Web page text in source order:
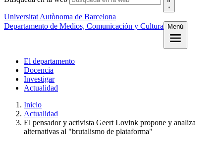
Universitat Autònoma de Barcelona
Departamento de Medios, Comunicación y Cultura
Menú
El departamento
Docencia
Investigar
Actualidad
Inicio
Actualidad
El pensador y activista Geert Lovink propone y analiza
alternativas al "brutalismo de plataforma"